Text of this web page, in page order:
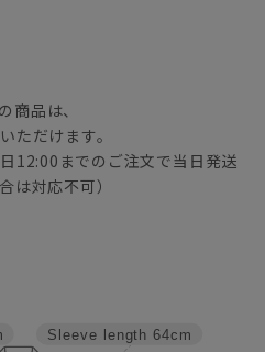
商品は、
ただけます。
12:00までのご注文で当日発送
は対応不可）
Sleeve length 64cm